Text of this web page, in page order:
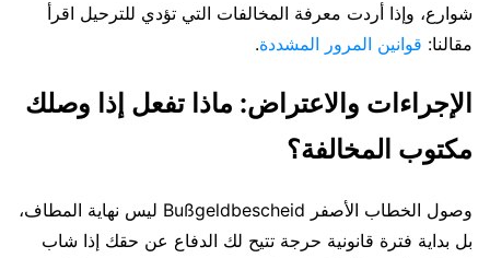
شوارع، وإذا أردت معرفة المخالفات التي تؤدي للترحيل اقرأ
مقالنا: قوانين المرور المشددة.
الإجراءات والاعتراض: ماذا تفعل إذا وصلك
مكتوب المخالفة؟
وصول الخطاب الأصفر Bußgeldbescheid ليس نهاية المطاف،
بل بداية فترة قانونية حرجة تتيح لك الدفاع عن حقك إذا شاب